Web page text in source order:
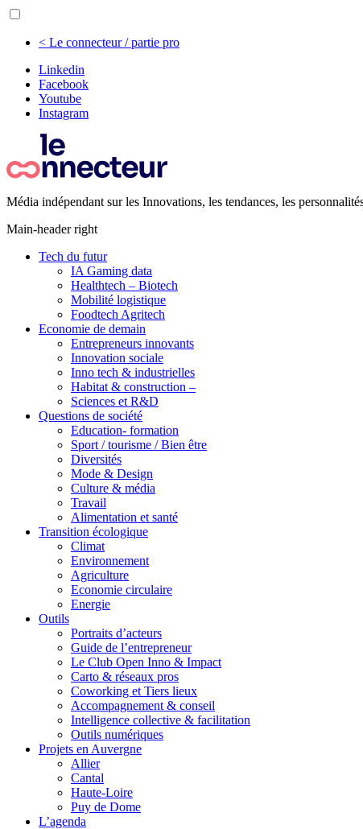
< Le connecteur / partie pro
Linkedin
Facebook
Youtube
Instagram
Média indépendant sur les Innovations, les tendances, les
Main-header right
Tech du futur
IA Gaming data
Healthtech – Biotech
Mobilité logistique
Foodtech Agritech
Economie de demain
Entrepreneurs innovants
Innovation sociale
Inno tech & industrielles
Habitat & construction –
Sciences et R&D
Questions de société
Education- formation
Sport / tourisme / Bien être
Diversités
Mode & Design
Culture & média
Travail
Alimentation et santé
Transition écologique
Climat
Environnement
Agriculture
Economie circulaire
Energie
Outils
Portraits d’acteurs
Guide de l’entrepreneur
Le Club Open Inno & Impact
Carto & réseaux pros
Coworking et Tiers lieux
Accompagnement & conseil
Intelligence collective & facilitation
Outils numériques
Projets en Auvergne
Allier
Cantal
Haute-Loire
Puy de Dome
L’agenda